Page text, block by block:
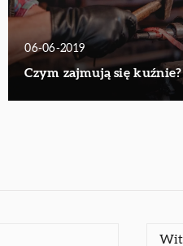
06-06-2019
Czym zajmują się kuźnie?